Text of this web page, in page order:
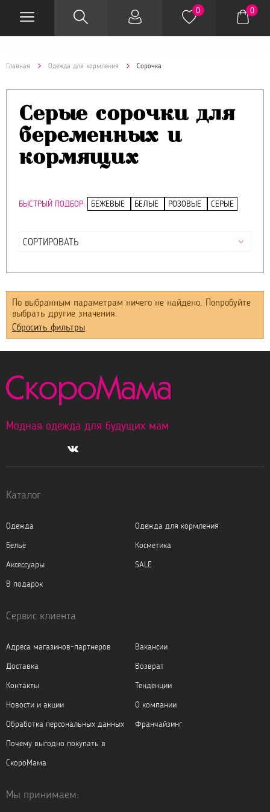
0 0
Главная Одежда для кормления Сорочка
Серые сорочки для
беременных и
кормящих
БЫСТРЫЙ ПОДБОР: БЕЖЕВЫЕ БЕЛЫЕ РОЗОВЫЕ СЕРЫЕ
По выбранным параметрам ничего не найдено. Попробуйте
выбрать другие значения.
Сбросить фильтры
Модная одежда для будущих мам
Каталог
Одежда
Одежда для кормления
Бельё
Косметика
Аксессуары
SALE
В подарок
Сервис клиента
Адреса магазинов-партнеров
Вакансии
Доставка
Возврат
Контакты
Тенденции
Новости и акции
О компании
Обработка персональных данных
Франчайзинг
Почему выгодно покупать в
СкороМама
Мы принимаем: